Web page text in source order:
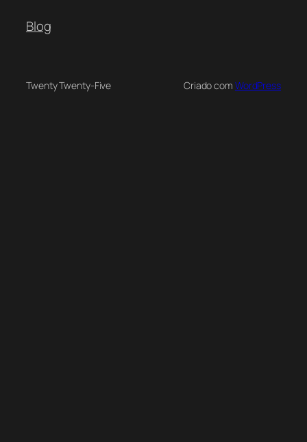
Blog
Twenty Twenty-Five Criado com WordPress